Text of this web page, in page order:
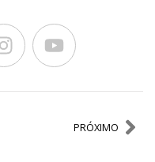
PRÓXIMO